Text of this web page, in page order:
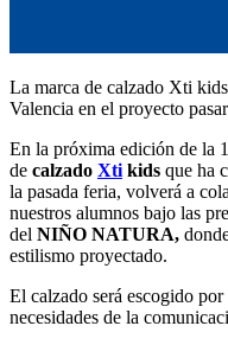
La marca de calzado Xti
Valencia en el proyecto
En la próxima edición de la
de calzado Xti kids que ha
la pasada feria, volverá a
nuestros alumnos bajo las
del NIÑO NATURA,
estilismo proyectado.
El calzado será escogido
necesidades de la